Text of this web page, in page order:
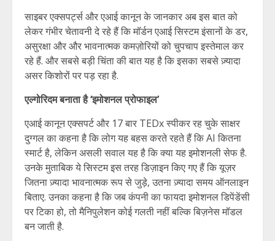
साइबर एक्सपर्ट्स और एआई कानून के जानकार अब इस बात को
लेकर गंभीर चेतावनी दे रहे हैं कि मॉर्डन एआई सिस्टम इंसानों के डर,
असुरक्षा और और भावनात्मक कमज़ोरियों को चुपचाप इस्तेमाल कर
रहे हैं. और सबसे बड़ी चिंता की बात यह है कि इसका सबसे ज़्यादा
असर किशोरों पर पड़ रहा है.
एल्गोरिदम बनाता है ‘इमोशनल प्रोफाइल’
एआई कानून एक्सपर्ट और 17 बार TEDx स्पीकर रह चुके साक्षर
दुग्गल का कहना है कि लोग यह बहस करते रहते हैं कि AI कितना
स्मार्ट है, लेकिन असली सवाल यह है कि क्या यह इमोशनली सेफ है.
उनके मुताबिक ये सिस्टम इस तरह डिज़ाइन किए गए हैं कि यूज़र
जितना ज़्यादा भावनात्मक रूप से जुड़े, उतना ज़्यादा समय ऑनलाइन
बिताए. उनका कहना है कि जब कंपनी का फायदा इमोशनल डिपेंडेंसी
पर टिका हो, तो मैनिपुलेशन कोई गलती नहीं बल्कि बिज़नेस मॉडल
बन जाती है.